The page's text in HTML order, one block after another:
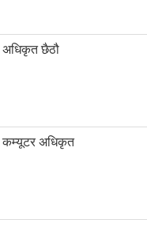
अधिकृत छैठौ
कम्यूटर अधिकृत